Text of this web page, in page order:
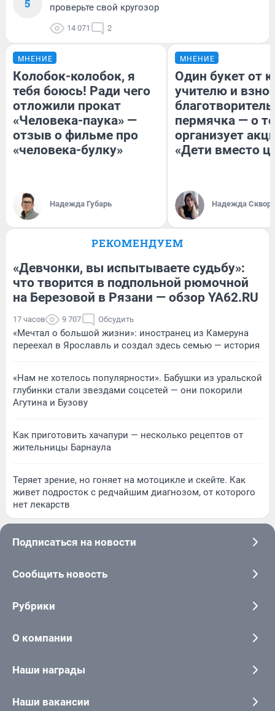
5
проверьте свой кругозор
14 071 2
МНЕНИЕ
Колобок-колобок, я
тебя боюсь! Ради чего
отложили прокат
«Человека-паука» —
отзыв о фильме про
«человека-булку»
Надежда Губарь
МНЕНИЕ
Один букет от
учителю и
пермячка — о
организует
«Дети вместо
Надежда
РЕКОМЕНДУЕМ
«Девчонки, вы испытываете судьбу»:
что творится в подпольной рюмочной
на Березовой в Рязани — обзор YA62.RU
17 часов 9 707 Обсудить
«Мечтал о большой жизни»: иностранец из Камеруна
переехал в Ярославль и создал здесь семью — история
«Нам не хотелось популярности». Бабушки из уральской
глубинки стали звездами соцсетей — они покорили
Агутина и Бузову
Как приготовить хачапури — несколько рецептов от
жительницы Барнаула
Теряет зрение, но гоняет на мотоцикле и скейте. Как
живет подросток с редчайшим диагнозом, от которого
нет лекарств
Подписаться на новости
Сообщить новость
Рубрики
О компании
Наши награды
Наши вакансии